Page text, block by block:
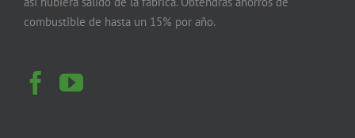
combustible de hasta un 15% por año.